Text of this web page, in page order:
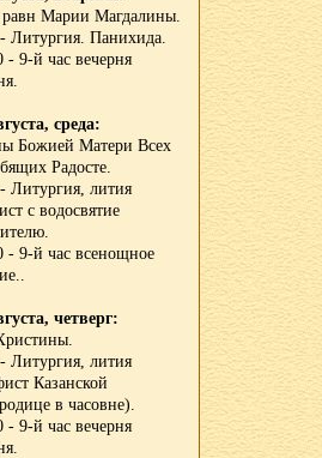
Марии Магдалины.
Литургия. Панихида.
- 9-й час вечерня
среда:
Божией Матери Всех
Радосте.
Литургия, лития
с водосвятие
- 9-й час всенощное
четверг:
Литургия, лития
Казанской
в часовне).
- 9-й час вечерня